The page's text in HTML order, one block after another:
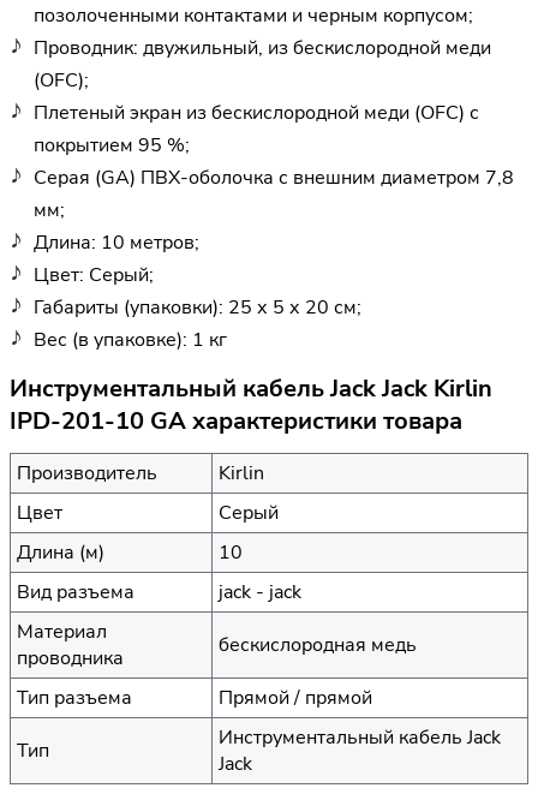
позолоченными контактами и черным корпусом;
Проводник: двужильный, из бескислородной меди
(OFC);
Плетеный экран из бескислородной меди (OFC) с
покрытием 95 %;
Серая (GA) ПВХ-оболочка с внешним диаметром 7,8
мм;
Длина: 10 метров;
Цвет: Серый;
Габариты (упаковки): 25 х 5 х 20 см;
Вес (в упаковке): 1 кг
Инструментальный кабель Jack Jack Kirlin
IPD-201-10 GA характеристики товара
Производитель
Kirlin
Цвет
Серый
Длина (м)
10
Вид разъема
jack - jack
Материал
проводника
бескислородная медь
Тип разъема
Прямой / прямой
Тип
Инструментальный кабель Jack
Jack